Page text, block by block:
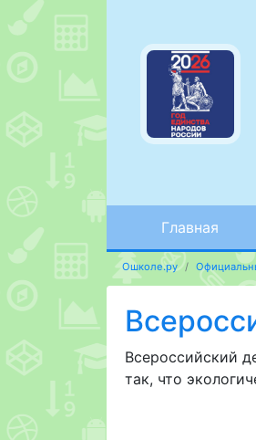
Главная
Ошколе.ру
Всероссийский
так, что